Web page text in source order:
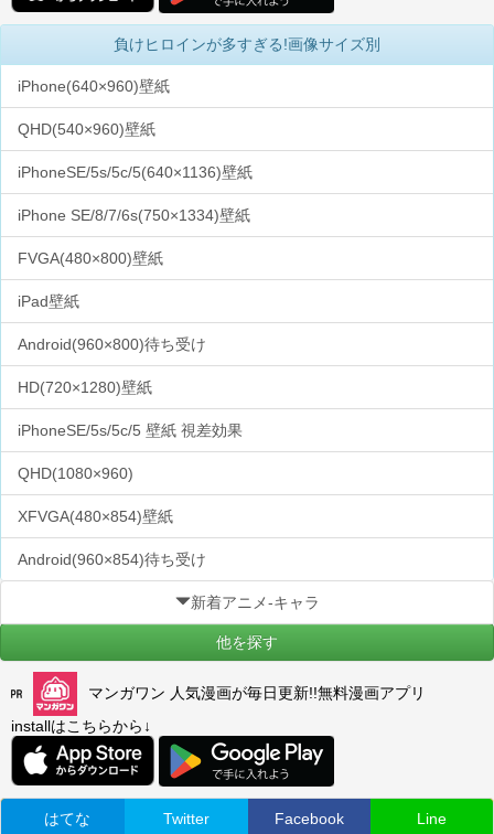
負けヒロインが多すぎる!画像サイズ別
iPhone(640×960)壁紙
QHD(540×960)壁紙
iPhoneSE/5s/5c/5(640×1136)壁紙
iPhone SE/8/7/6s(750×1334)壁紙
FVGA(480×800)壁紙
iPad壁紙
Android(960×800)待ち受け
HD(720×1280)壁紙
iPhoneSE/5s/5c/5 壁紙 視差効果
QHD(1080×960)
XFVGA(480×854)壁紙
Android(960×854)待ち受け
新着アニメ-キャラ
他を探す
マンガワン 人気漫画が毎日更新!!無料漫画アプリ
installはこちらから↓
はてな Twitter Facebook Line